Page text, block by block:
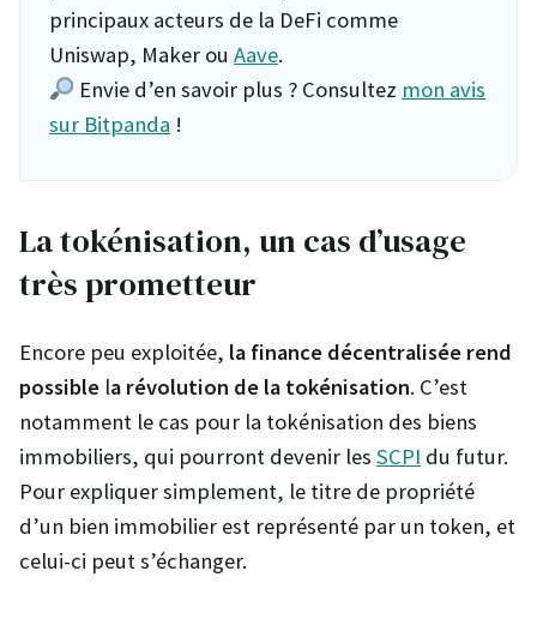
principaux acteurs de la DeFi comme
Uniswap, Maker ou Aave.
Envie d’en savoir plus ? Consultez mon avis
sur Bitpanda !
La tokénisation, un cas d’usage
très prometteur
Encore peu exploitée, la finance décentralisée rend
possible la révolution de la tokénisation. C’est
notamment le cas pour la tokénisation des biens
immobiliers, qui pourront devenir les SCPI du futur.
Pour expliquer simplement, le titre de propriété
d’un bien immobilier est représenté par un token, et
celui-ci peut s’échanger.